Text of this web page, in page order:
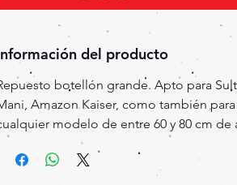
del producto
botellón grande. Apto para
Amazon Kaiser, como también para
modelo de entre 60 y 80 cm de